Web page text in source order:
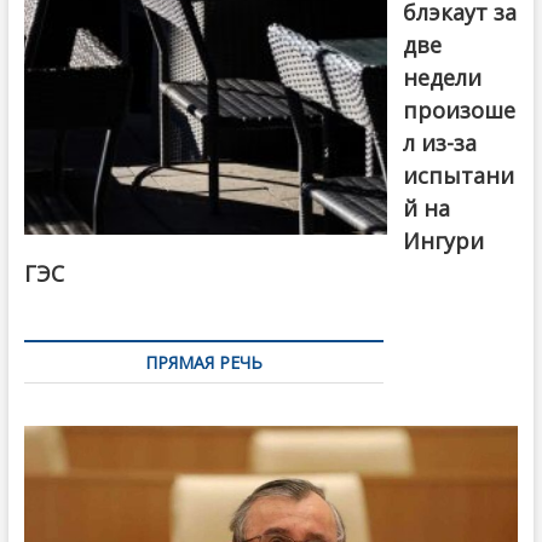
блэкаут за
две
недели
произоше
л из-за
испытани
й на
Ингури
ГЭС
ПРЯМАЯ РЕЧЬ